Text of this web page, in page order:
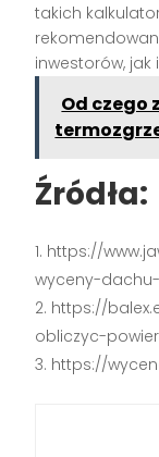
takich
inwestorów,
Od czego
Źródła:
https://
wyceny-
https://
obliczyc-
https://